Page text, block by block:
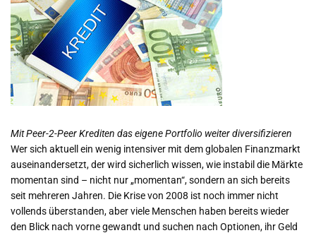
Mit Peer-2-Peer Krediten das eigene Portfolio weiter diversifizieren
Wer sich aktuell ein wenig intensiver mit dem globalen Finanzmarkt
auseinandersetzt, der wird sicherlich wissen, wie instabil die Märkte
momentan sind – nicht nur „momentan“, sondern an sich bereits
seit mehreren Jahren. Die Krise von 2008 ist noch immer nicht
vollends überstanden, aber viele Menschen haben bereits wieder
den Blick nach vorne gewandt und suchen nach Optionen, ihr Geld